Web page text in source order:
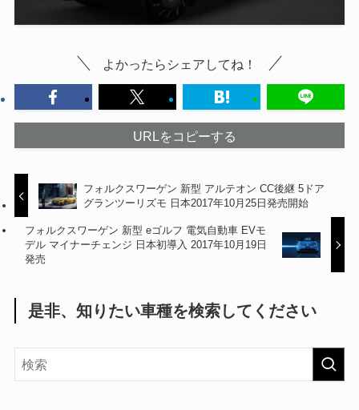
よかったらシェアしてね！
URLをコピーする
フォルクスワーゲン 新型 アルテオン CC後継 5ドア
グランツーリズモ 日本2017年10月25日発売開始
フォルクスワーゲン 新型 eゴルフ 電気自動車 EVモ
デル マイナーチェンジ 日本初導入 2017年10月19日
発売
是非、知りたい車種を検索してください